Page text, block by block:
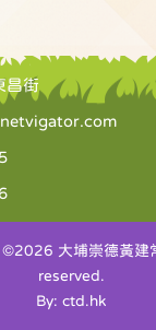
昌街
©2026 大埔崇德黃建
reserved.
By: ctd.hk